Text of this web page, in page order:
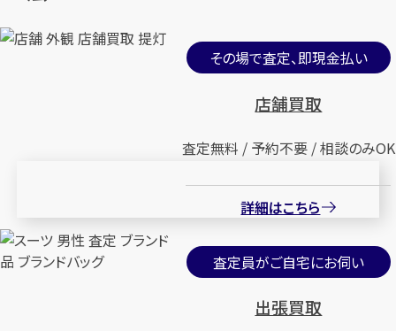
その場で査定、即現金払い
店舗買取
査定無料 / 予約不要 / 相談のみOK
詳細はこちら
査定員がご自宅にお伺い
出張買取